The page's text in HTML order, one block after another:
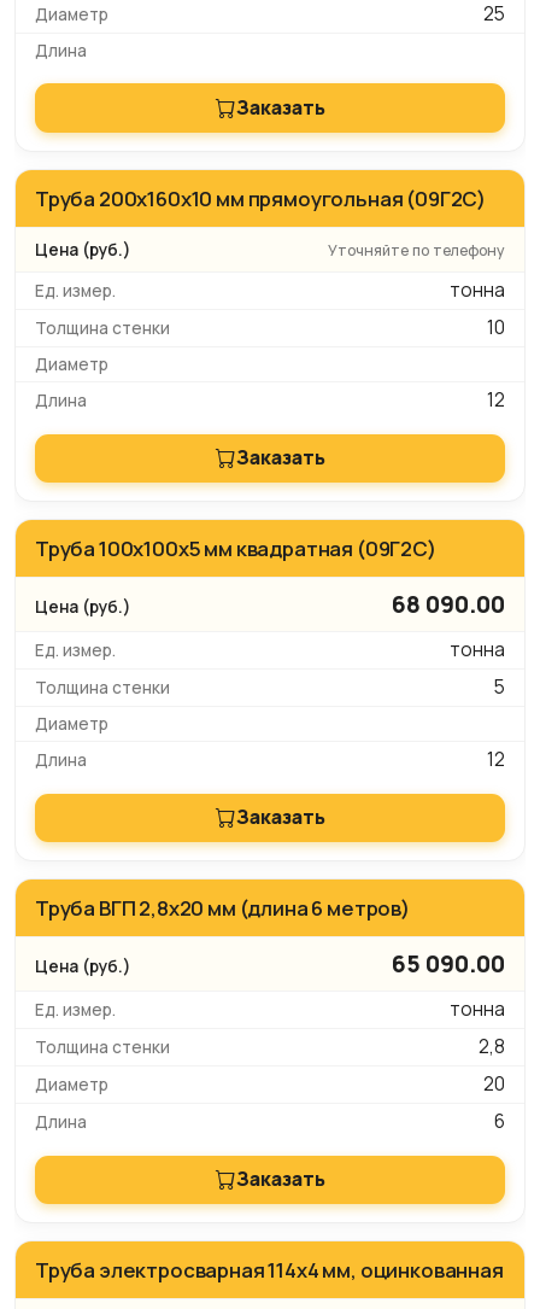
25
Заказать
Труба 200x160x10 мм прямоугольная (09Г2С)
Уточняйте по телефону
тонна
10
12
Заказать
Труба 100x100х5 мм квадратная (09Г2С)
68 090.00
тонна
5
12
Заказать
Труба ВГП 2,8х20 мм (длина 6 метров)
65 090.00
тонна
2,8
20
6
Заказать
Труба электросварная 114x4 мм, оцинкованная